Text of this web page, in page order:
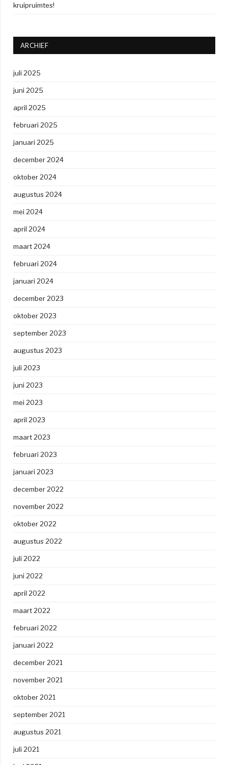
kruipruimtes!
ARCHIEF
juli 2025
juni 2025
april 2025
februari 2025
januari 2025
december 2024
oktober 2024
augustus 2024
mei 2024
april 2024
maart 2024
februari 2024
januari 2024
december 2023
oktober 2023
september 2023
augustus 2023
juli 2023
juni 2023
mei 2023
april 2023
maart 2023
februari 2023
januari 2023
december 2022
november 2022
oktober 2022
augustus 2022
juli 2022
juni 2022
april 2022
maart 2022
februari 2022
januari 2022
december 2021
november 2021
oktober 2021
september 2021
augustus 2021
juli 2021